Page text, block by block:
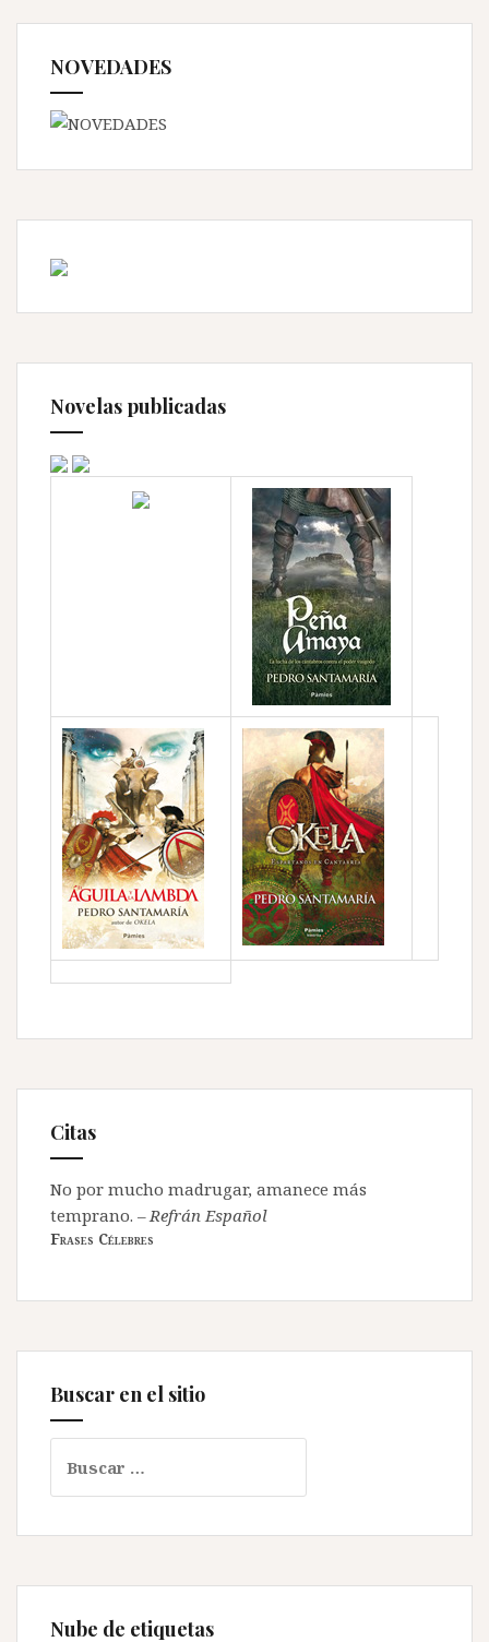
NOVEDADES
Novelas publicadas
Citas
No por mucho madrugar, amanece más
temprano. – Refrán Español
Frases Célebres
Buscar en el sitio
Nube de etiquetas